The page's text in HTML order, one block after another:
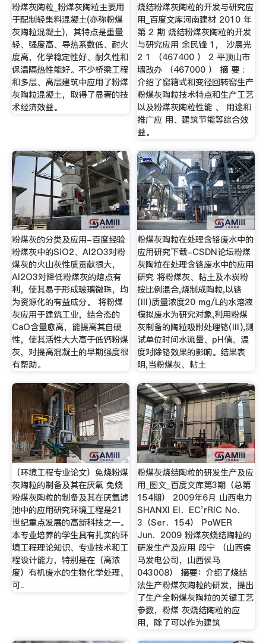
粉煤灰陶粒_粉煤灰陶粒主要用
于配制轻集料混凝土(亦称粉煤
灰陶粒混凝土)，其特点是重量
轻、强度高、导热系数低、耐火
度高，化学稳定性好、耐久性和
保温隔热性能好。不少桥梁工程
和多层、高层建筑中应用了粉煤
灰陶粒混凝土，取得了显著的技
术经济效益。
烧结粉煤灰陶粒的开发与研究应
用_百度文库河南建材 2010 年
第 2 期 烧结粉煤灰陶粒的开发
与研究应用 余民锋 1， 沙晨光
2 1 （467400 ） 2 平顶山市
墙改办 （467000 ） 摘 要 :
介绍了窑箱式和变径回转窑生产
粉煤灰陶粒技术特点和生产工艺
以及粉煤灰陶粒性能 、 用途和
推广应 用、建筑节能等综合效
益。
粉煤灰的分类及应用-百度经验
粉煤灰中的SiO2、Al2O3对粉
煤灰的火山灰性质贡献很大，
Al2O3对降低粉煤灰的熔点有
利，使其易于形成玻璃微珠，均
为资源化的有益成分。 将粉煤
灰应用于建筑工业，结合态的
CaO含量愈高，能提高其自硬
性，使其活性大大高于低钙粉煤
灰，对提高混凝土的早期强度很
有帮助。
粉煤灰陶粒在处理含铬废水中的
应用研究下载-CSDN论坛粉煤
灰陶粒在处理含铬废水中的应用
研究 将粉煤灰、粘土及木炭粉
按比例混合,烧制成陶粒,以铬
(Ⅲ)质量浓度20 mg/L的水溶液
模拟废水为研究对象,利用粉煤
灰制备的陶粒吸附处理铬(Ⅲ),测
试单位时间水流量、pH值、温
度对除铬效果的影响。结果表
明,当粉煤灰、粘土
（环境工程专业论文）免烧粉煤
灰陶粒的制备及其在厌氧 免烧
粉煤灰陶粒的制备及其在厌氧滤
池中的应用研究环境工程是21
世纪重点发展的高新科技之一。
本专业培养的学生具有扎实的环
境工程理论知识、专业技术和工
程设计能力，特别是在（高浓
度）有机废水的生物化学处理、
可..
粉煤灰烧结陶粒的研发生产及应
用_图文_百度文库第3期（总第
154期） 2009年6月 山西电力
SHANXI EI．EC’rRIC No．
3（Ser．154） PoWER
Jun．2009 粉煤灰烧结陶粒的
研发生产及应用 段宁 （山西侯
马发电公司，山西侯马
043008） 摘要：介绍了烧结
法生产粉煤灰陶粒的研发，提出
了生产全粉煤灰陶粒的关键工艺
参数，粉煤 灰烧结陶粒的应
用，除了可以作为建筑